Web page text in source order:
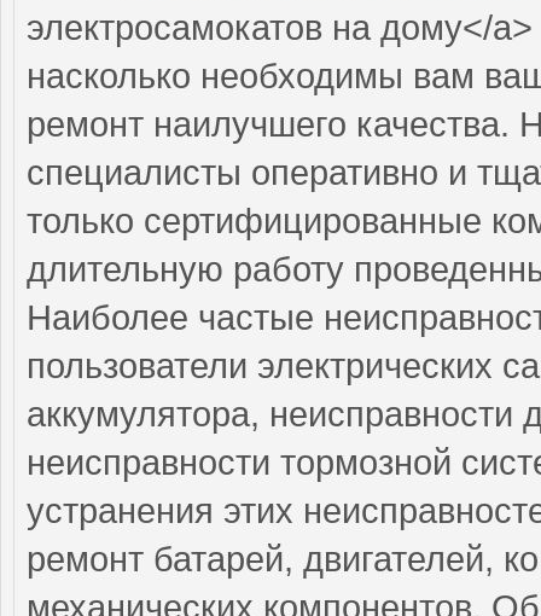
электросамокатов на дому</
насколько необходимы вам
ремонт наилучшего
специалисты оперативно и
только сертифицированные
длительную работу
Наиболее частые
пользователи электрических
аккумулятора, неисправности
неисправности тормозной
устранения этих
ремонт батарей, двигателей,
механических компонентов.